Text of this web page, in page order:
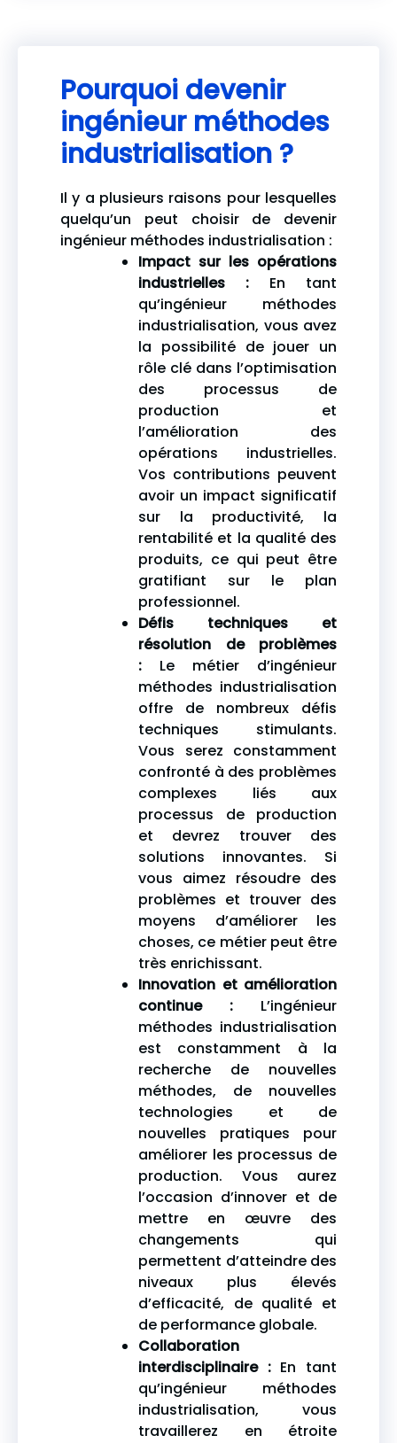
Pourquoi devenir
ingénieur méthodes
industrialisation ?
Il y a plusieurs raisons pour lesquelles
quelqu’un peut choisir de devenir
ingénieur méthodes industrialisation :
Impact sur les opérations
industrielles : En tant
qu’ingénieur méthodes
industrialisation, vous avez
la possibilité de jouer un
rôle clé dans l’optimisation
des processus de
production et
l’amélioration des
opérations industrielles.
Vos contributions peuvent
avoir un impact significatif
sur la productivité, la
rentabilité et la qualité des
produits, ce qui peut être
gratifiant sur le plan
professionnel.
Défis techniques et
résolution de problèmes
: Le métier d’ingénieur
méthodes industrialisation
offre de nombreux défis
techniques stimulants.
Vous serez constamment
confronté à des problèmes
complexes liés aux
processus de production
et devrez trouver des
solutions innovantes. Si
vous aimez résoudre des
problèmes et trouver des
moyens d’améliorer les
choses, ce métier peut être
très enrichissant.
Innovation et amélioration
continue : L’ingénieur
méthodes industrialisation
est constamment à la
recherche de nouvelles
méthodes, de nouvelles
technologies et de
nouvelles pratiques pour
améliorer les processus de
production. Vous aurez
l’occasion d’innover et de
mettre en œuvre des
changements qui
permettent d’atteindre des
niveaux plus élevés
d’efficacité, de qualité et
de performance globale.
Collaboration
interdisciplinaire :En tant
qu’ingénieur méthodes
industrialisation, vous
travaillerez en étroite